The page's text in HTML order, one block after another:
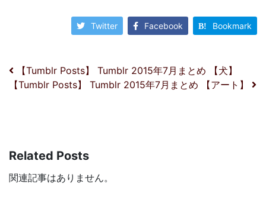
Twitter Facebook Bookmark
投稿ナビゲーション
【Tumblr Posts】 Tumblr 2015年7月まとめ 【犬】
【Tumblr Posts】 Tumblr 2015年7月まとめ 【アート】
Related Posts
関連記事はありません。